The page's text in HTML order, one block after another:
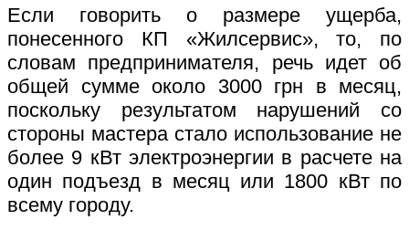
Если говорить о размере ущерба,
понесенного КП «Жилсервис», то, по
словам предпринимателя, речь идет об
общей сумме около 3000 грн в месяц,
поскольку результатом нарушений со
стороны мастера стало использование не
более 9 кВт электроэнергии в расчете на
один подъезд в месяц или 1800 кВт по
всему городу.